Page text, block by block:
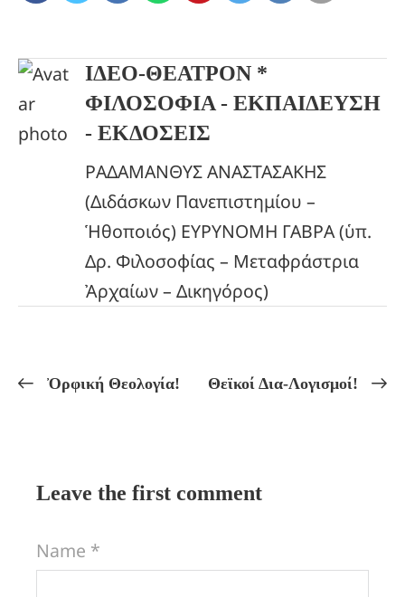
ΙΔΕΟ-ΘΕΑΤΡΟΝ *
ΦΙΛΟΣΟΦΙΑ - ΕΚΠΑΙΔΕΥΣΗ
- ΕΚΔΟΣΕΙΣ
ΡΑΔΑΜΑΝΘΥΣ ΑΝΑΣΤΑΣΑΚΗΣ
(Διδάσκων Πανεπιστημίου –
Ἡθοποιός) ΕΥΡΥΝΟΜΗ ΓΑΒΡΑ (ὑπ.
Δρ. Φιλοσοφίας – Μεταφράστρια
Ἀρχαίων – Δικηγόρος)
Ὀρφική Θεολογία! Θεϊκοί Δια-Λογισμοί!
Leave the first comment
Name *